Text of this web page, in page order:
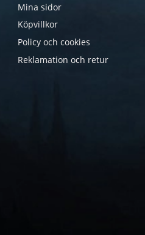
Mina sidor
Köpvillkor
Policy och cookies
Reklamation och retur